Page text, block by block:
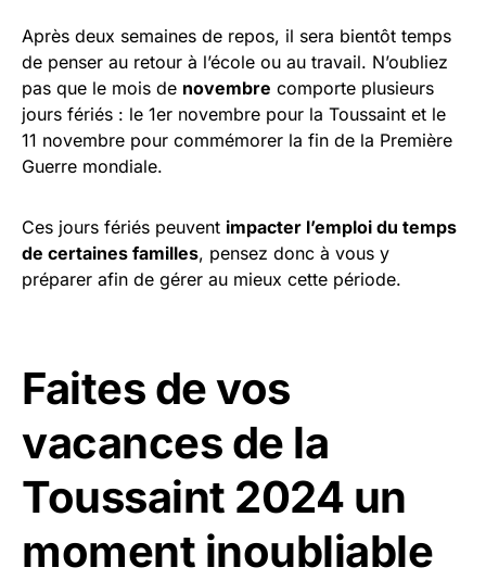
Après deux semaines de repos, il sera bientôt temps
de penser au retour à l’école ou au travail. N’oubliez
pas que le mois de novembre comporte plusieurs
jours fériés : le 1er novembre pour la Toussaint et le
11 novembre pour commémorer la fin de la Première
Guerre mondiale.
Ces jours fériés peuvent impacter l’emploi du temps
de certaines familles, pensez donc à vous y
préparer afin de gérer au mieux cette période.
Faites de vos
vacances de la
Toussaint 2024 un
moment inoubliable